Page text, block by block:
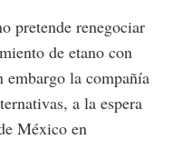
pretende renegociar
de etano con
embargo la compañía
a la espera
México en